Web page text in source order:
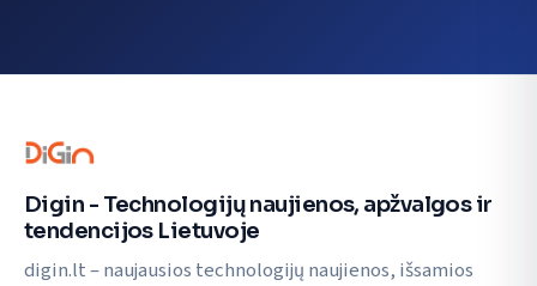
Digin - Technologijų naujienos, apžvalgos ir
tendencijos Lietuvoje
digin.lt – naujausios technologijų naujienos, išsamios